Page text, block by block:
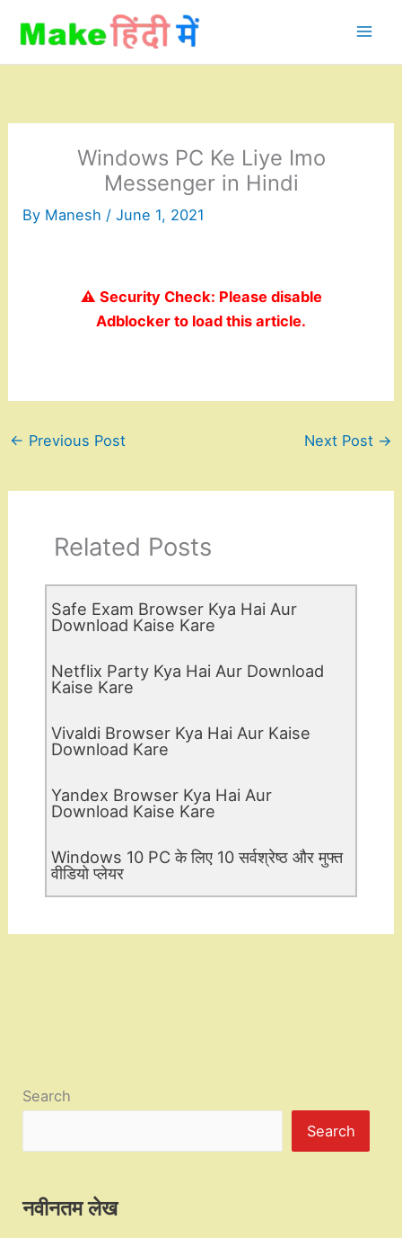
content
Windows PC Ke Liye Imo
Messenger in Hindi
By Manesh /June 1, 2021
⚠️ Security Check: Please disable
Adblocker to load this article.
← Previous Post Next Post →
Related Posts
Safe Exam Browser Kya Hai Aur
Download Kaise Kare
Netflix Party Kya Hai Aur Download
Kaise Kare
Vivaldi Browser Kya Hai Aur Kaise
Download Kare
Yandex Browser Kya Hai Aur
Download Kaise Kare
Windows 10 PC के लिए 10 सर्वश्रेष्ठ और मुफ्त
वीडियो प्लेयर
Search
Search
नवीनतम लेख